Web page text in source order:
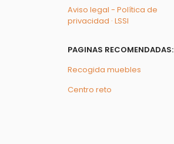
Aviso legal - Política de
privacidad · LSSI
PAGINAS RECOMENDADAS:
Recogida muebles
Centro reto